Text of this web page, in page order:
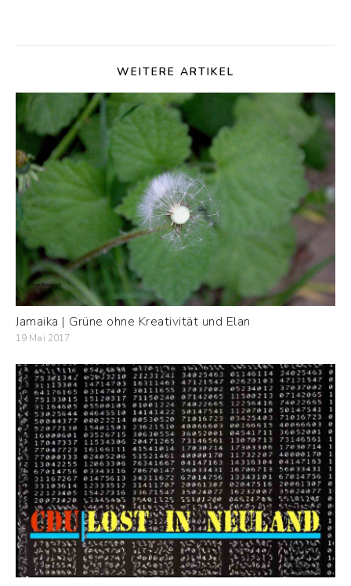
WEITERE ARTIKEL
Jamaika | Grüne ohne Kreativität und Elan
19 Mai 2017